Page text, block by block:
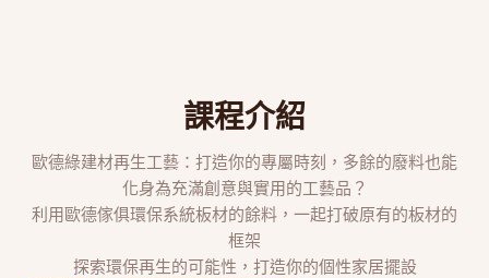
課程介紹
歐德綠建材再生工藝：打造你的專屬時刻，多餘的廢料也能
化身為充滿創意與實用的工藝品？
利用歐德傢俱環保系統板材的餘料，一起打破原有的板材的
框架
探索環保再生的可能性，打造你的個性家居擺設